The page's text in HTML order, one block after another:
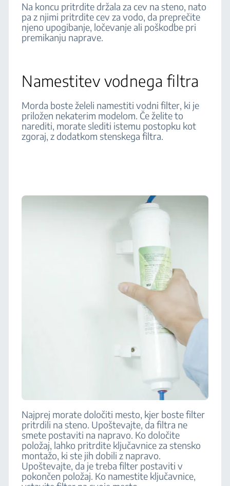
Na koncu pritrdite držala za cev na steno, nato
pa z njimi pritrdite cev za vodo, da preprečite
njeno upogibanje, ločevanje ali poškodbe pri
premikanju naprave.
Namestitev vodnega filtra
Morda boste želeli namestiti vodni filter, ki je
priložen nekaterim modelom. Če želite to
narediti, morate slediti istemu postopku kot
zgoraj, z dodatkom stenskega filtra.
Najprej morate določiti mesto, kjer boste filter
pritrdili na steno. Upoštevajte, da filtra ne
smete postaviti na napravo. Ko določite
položaj, lahko pritrdite ključavnice za stensko
montažo, ki ste jih dobili z napravo.
Upoštevajte, da je treba filter postaviti v
pokončen položaj. Ko namestite ključavnice,